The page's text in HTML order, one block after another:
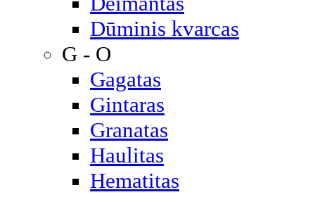
Dūminis kvarcas
G - O
Gagatas
Gintaras
Granatas
Haulitas
Hematitas